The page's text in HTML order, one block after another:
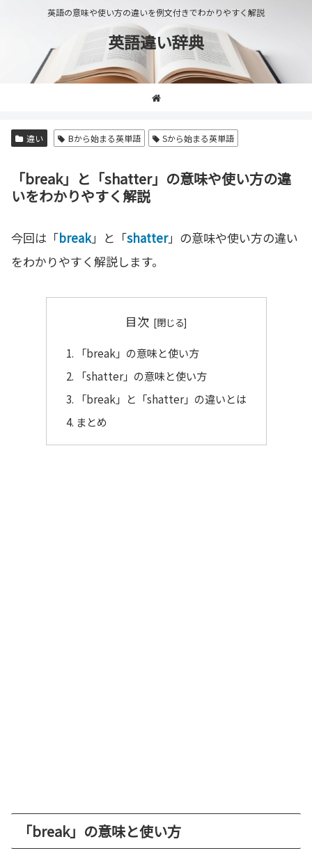
英語の意味や使い方の違いを例文付きでわかりやすく解説
英語違い辞典
違い Bから始まる英単語 Sから始まる英単語
「break」と「shatter」の意味や使い方の違
いをわかりやすく解説
今回は「break」と「shatter」の意味や使い方の違い
をわかりやすく解説します。
目次
「break」の意味と使い方
「shatter」の意味と使い方
「break」と「shatter」の違いとは
まとめ
「break」の意味と使い方